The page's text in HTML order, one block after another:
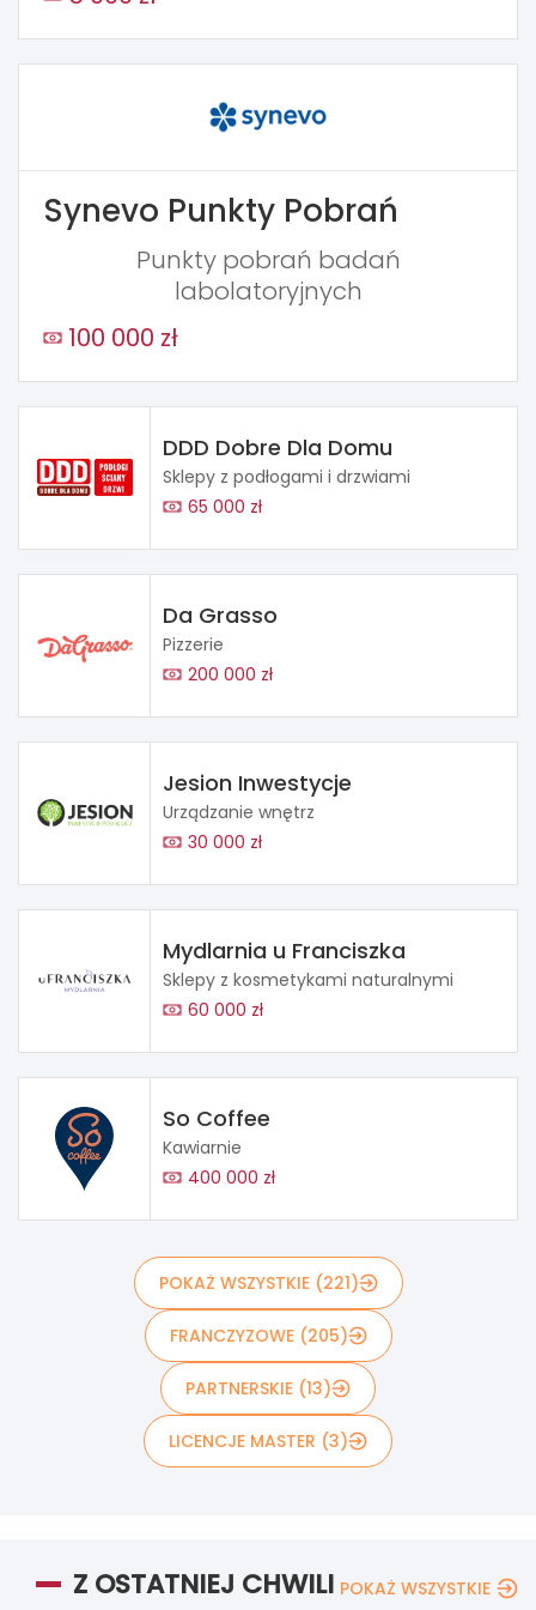
Synevo Punkty Pobrań
Punkty pobrań badań
labolatoryjnych
100 000 zł
DDD Dobre Dla Domu
Sklepy z podłogami i drzwiami
65 000 zł
Da Grasso
Pizzerie
200 000 zł
Jesion Inwestycje
Urządzanie wnętrz
30 000 zł
Mydlarnia u Franciszka
Sklepy z kosmetykami naturalnymi
60 000 zł
So Coffee
Kawiarnie
400 000 zł
POKAŻ WSZYSTKIE (221)
FRANCZYZOWE (205)
PARTNERSKIE (13)
LICENCJE MASTER (3)
Z OSTATNIEJ CHWILI POKAŻ WSZYSTKIE